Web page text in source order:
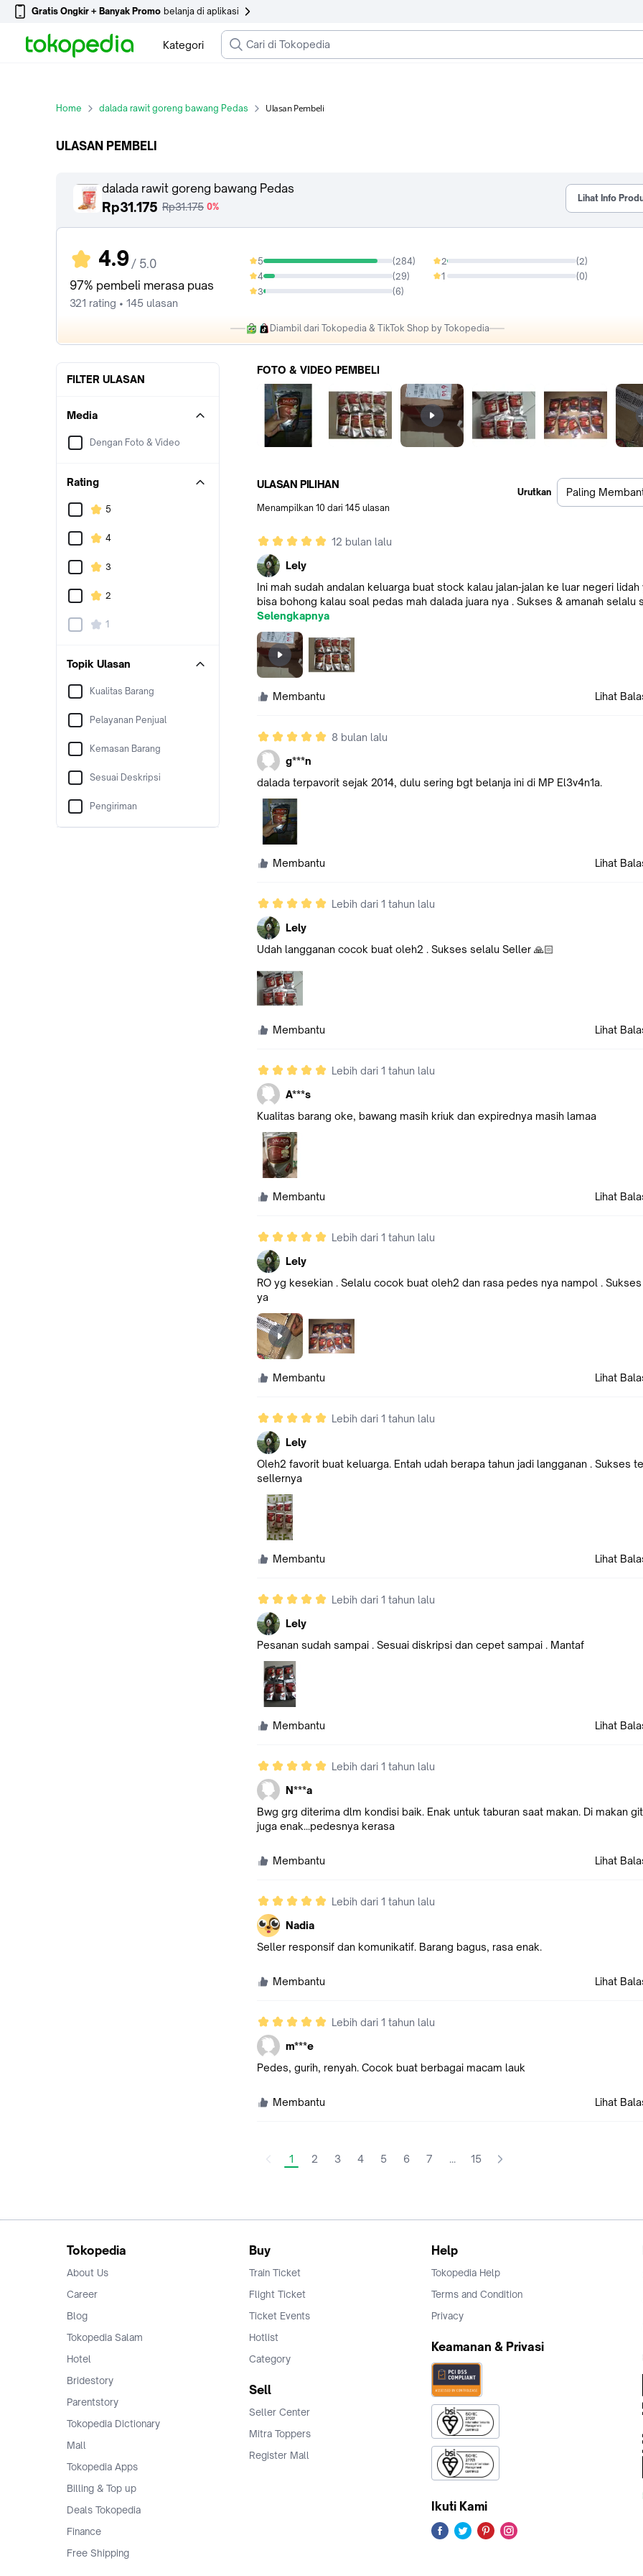
Gratis Ongkir + Banyak Promo belanja di aplikasi
Kategori
Home dalada rawit goreng bawang Pedas Ulasan Pembeli
ULASAN PEMBELI
dalada rawit goreng bawang Pedas
Rp31.175 Rp31.175 0%
Lihat Info
4.9/ 5.0
97% pembeli merasa puas
321 rating • 145 ulasan
5 (284)
88.47%
4 (29)
9.03%
3 (6)
1.87%
2 (2)
0.62%
1 (0)
0%
Diambil dari Tokopedia & TikTok Shop by Tokopedia
FILTER ULASAN
Media
Dengan Foto & Video
Rating
5
4
3
2
1
Topik Ulasan
Kualitas Barang
Pelayanan Penjual
Kemasan Barang
Sesuai Deskripsi
Pengiriman
FOTO & VIDEO PEMBELI
ULASAN PILIHAN
Menampilkan 10 dari 145 ulasan
Urutkan Paling
12 bulan lalu
Lely
Ini mah sudah andalan keluarga buat stock kalau jalan-jalan ke luar negeri lidah
bisa bohong kalau soal pedas mah dalada juara nya . Sukses & amanah selalu
Selengkapnya
Membantu Lihat
8 bulan lalu
g***n
dalada terpavorit sejak 2014, dulu sering bgt belanja ini di MP El3v4n1a.
Membantu Lihat
Lebih dari 1 tahun lalu
Lely
Udah langganan cocok buat oleh2 . Sukses selalu Seller 🙏🏻
Membantu Lihat
Lebih dari 1 tahun lalu
A***s
Kualitas barang oke, bawang masih kriuk dan expirednya masih lamaa
Membantu Lihat
Lebih dari 1 tahun lalu
Lely
RO yg kesekian . Selalu cocok buat oleh2 dan rasa pedes nya nampol .
ya
Membantu Lihat
Lebih dari 1 tahun lalu
Lely
Oleh2 favorit buat keluarga. Entah udah berapa tahun jadi langganan . Sukses
sellernya
Membantu Lihat
Lebih dari 1 tahun lalu
Lely
Pesanan sudah sampai . Sesuai diskripsi dan cepet sampai . Mantaf
Membantu Lihat
Lebih dari 1 tahun lalu
N***a
Bwg grg diterima dlm kondisi baik. Enak untuk taburan saat makan. Di makan
juga enak...pedesnya kerasa
Membantu Lihat
Lebih dari 1 tahun lalu
Nadia
Seller responsif dan komunikatif. Barang bagus, rasa enak.
Membantu Lihat
Lebih dari 1 tahun lalu
m***e
Pedes, gurih, renyah. Cocok buat berbagai macam lauk
Membantu Lihat
1 2 3 4 5 6 7 ... 15
Tokopedia
About Us
Career
Blog
Tokopedia Salam
Hotel
Bridestory
Parentstory
Tokopedia Dictionary
Mall
Tokopedia Apps
Billing & Top up
Deals Tokopedia
Finance
Free Shipping
Buy
Train Ticket
Flight Ticket
Ticket Events
Hotlist
Category
Sell
Seller Center
Mitra Toppers
Register Mall
Help
Tokopedia Help
Terms and Condition
Privacy
Keamanan & Privasi
Ikuti Kami